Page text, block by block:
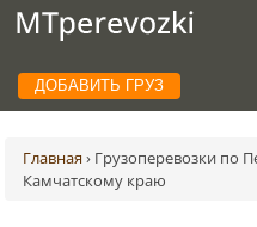
ДОБАВИТЬ ГРУЗ
Главная › Грузоперевозки по
Камчатскому краю